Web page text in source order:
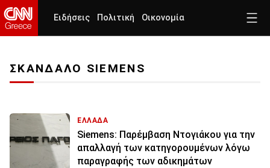
Ειδήσεις Πολιτική Οικονομία
ΣΚΑΝΔΑΛΟ SIEMENS
ΕΛΛΑΔΑ
Siemens: Παρέμβαση Ντογιάκου για την
απαλλαγή των κατηγορουμένων λόγω
παραγραφής των αδικημάτων